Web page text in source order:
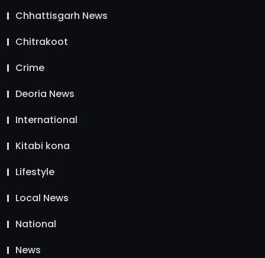
Chhattisgarh News
Chitrakoot
Crime
Deoria News
International
Kitabi kona
Lifestyle
Local News
National
News